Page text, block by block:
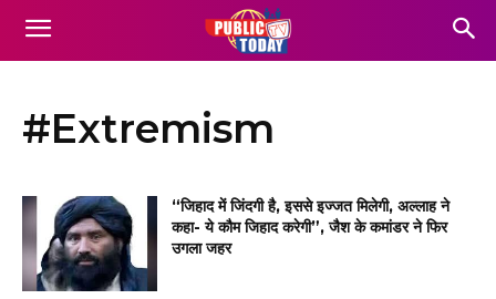
#Extremism
“जिहाद में जिंदगी है, इससे इज्जत मिलेगी, अल्लाह ने
कहा- ये कौम जिहाद करेगी”, जैश के कमांडर ने फिर
उगला जहर